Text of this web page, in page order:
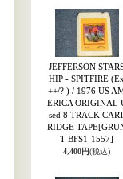
JEFFERSON
HIP - SPITFIRE (Ex
++/? ) / 1976 US
ERICA ORIGINAL
sed 8 TRACK
RIDGE TAPE
T BFS1-1557]
4,400円(税込)